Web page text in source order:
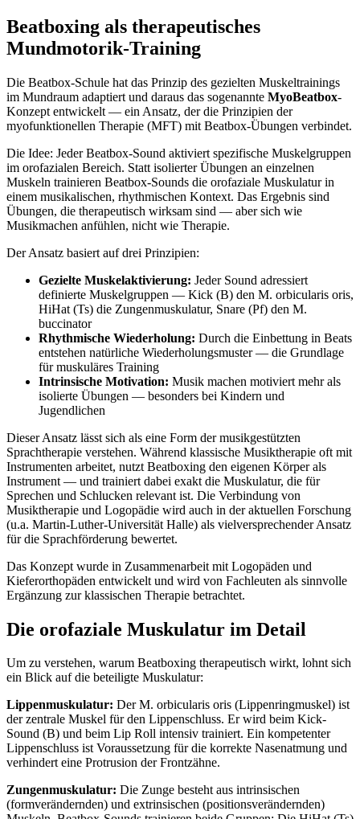
Beatboxing als therapeutisches
Mundmotorik-Training
Die Beatbox-Schule hat das Prinzip des gezielten Muskeltrainings
im Mundraum adaptiert und daraus das sogenannte MyoBeatbox-
Konzept entwickelt — ein Ansatz, der die Prinzipien der
myofunktionellen Therapie (MFT) mit Beatbox-Übungen verbindet.
Die Idee: Jeder Beatbox-Sound aktiviert spezifische Muskelgruppen
im orofazialen Bereich. Statt isolierter Übungen an einzelnen
Muskeln trainieren Beatbox-Sounds die orofaziale Muskulatur in
einem musikalischen, rhythmischen Kontext. Das Ergebnis sind
Übungen, die therapeutisch wirksam sind — aber sich wie
Musikmachen anfühlen, nicht wie Therapie.
Der Ansatz basiert auf drei Prinzipien:
Gezielte Muskelaktivierung: Jeder Sound adressiert
definierte Muskelgruppen — Kick (B) den M. orbicularis oris,
HiHat (Ts) die Zungenmuskulatur, Snare (Pf) den M.
buccinator
Rhythmische Wiederholung: Durch die Einbettung in Beats
entstehen natürliche Wiederholungsmuster — die Grundlage
für muskuläres Training
Intrinsische Motivation: Musik machen motiviert mehr als
isolierte Übungen — besonders bei Kindern und
Jugendlichen
Dieser Ansatz lässt sich als eine Form der musikgestützten
Sprachtherapie verstehen. Während klassische Musiktherapie oft mit
Instrumenten arbeitet, nutzt Beatboxing den eigenen Körper als
Instrument — und trainiert dabei exakt die Muskulatur, die für
Sprechen und Schlucken relevant ist. Die Verbindung von
Musiktherapie und Logopädie wird auch in der aktuellen Forschung
(u.a. Martin-Luther-Universität Halle) als vielversprechender Ansatz
für die Sprachförderung bewertet.
Das Konzept wurde in Zusammenarbeit mit Logopäden und
Kieferorthopäden entwickelt und wird von Fachleuten als sinnvolle
Ergänzung zur klassischen Therapie betrachtet.
Die orofaziale Muskulatur im Detail
Um zu verstehen, warum Beatboxing therapeutisch wirkt, lohnt sich
ein Blick auf die beteiligte Muskulatur:
Lippenmuskulatur: Der M. orbicularis oris (Lippenringmuskel) ist
der zentrale Muskel für den Lippenschluss. Er wird beim Kick-
Sound (B) und beim Lip Roll intensiv trainiert. Ein kompetenter
Lippenschluss ist Voraussetzung für die korrekte Nasenatmung und
verhindert eine Protrusion der Frontzähne.
Zungenmuskulatur: Die Zunge besteht aus intrinsischen
(formverändernden) und extrinsischen (positionsverändernden)